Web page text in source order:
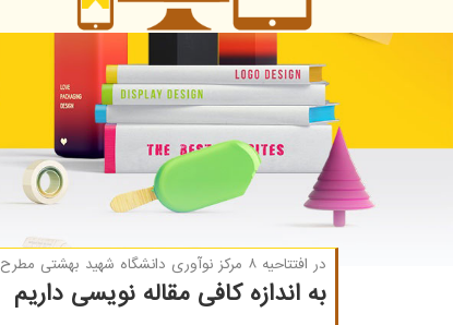
در افتتاحیه ۸ مركز نوآوری دانشگاه شهید بهشتی مطرح شد
به اندازه كافی مقاله نویسی داریم